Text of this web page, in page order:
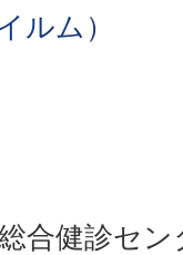
ルム）
合健診セン